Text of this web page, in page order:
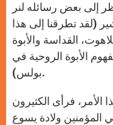
إلى بعض رسائله لنر
(لقد تطرقنا إلى هذا
القداسة والأبوة
الأبوة الروحية في
بولس).
الأمر، فرأى الكثيرون
المؤمنين ولادة يسوع